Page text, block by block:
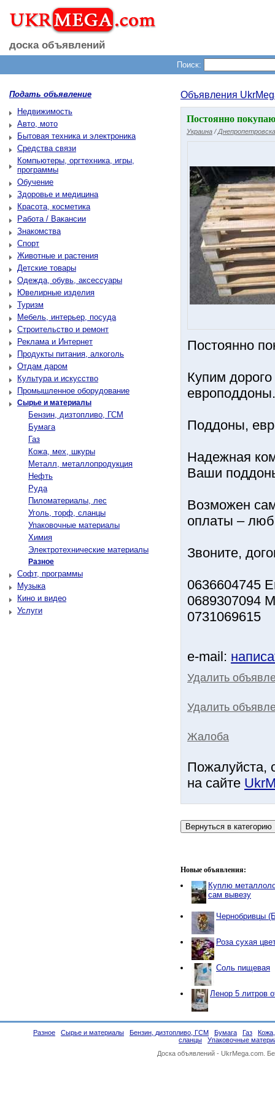
доска объявлений
Поиск:
Подать объявление
Недвижимость
Авто, мото
Бытовая техника и электроника
Средства связи
Компьютеры, оргтехника, игры,
программы
Обучение
Здоровье и медицина
Красота, косметика
Работа / Вакансии
Знакомства
Спорт
Животные и растения
Детские товары
Одежда, обувь, аксессуары
Ювелирные изделия
Туризм
Мебель, интерьер, посуда
Строительство и ремонт
Реклама и Интернет
Продукты питания, алкоголь
Отдам даром
Культура и искусство
Промышленное оборудование
Сырье и материалы
Бензин, дизтопливо, ГСМ
Бумага
Газ
Кожа, мех, шкуры
Металл, металлопродукция
Нефть
Руда
Пиломатериалы, лес
Уголь, торф, сланцы
Упаковочные материалы
Химия
Электротехнические материалы
Разное
Софт, программы
Музыка
Кино и видео
Услуги
Объявления
Постоянно
Украина /
Постоянно
Купим
Поддоны,
Надежная
Ваши
Возможен
оплаты –
Звоните,
0636604745
0689307094
0731069615
e-mail:
Удалить
Удалить
Жалоба
Пожалуйста,
на сайте
Новые объявления:
Куплю
сам вывезу
Чернобривцы
Роза сухая
Соль пищевая
Ленор 5 литров
Разное Сырье и материалы Бензин, дизтопливо, ГСМ Бумага Газ
сланцы
Упаковочные
Доска объявлений - UkrMega.com.